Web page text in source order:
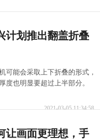
2021-03-05 13:53:17
计划推出翻盖折叠
可能会采取上下折叠的形式，
度也明显要超过上半部分。
2021-03-05 11:34:58
让画面更理想，手